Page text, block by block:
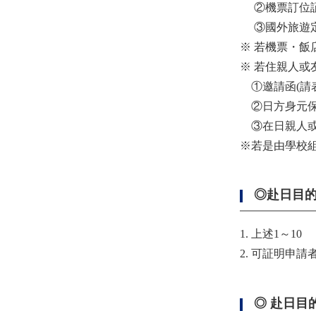
②機票訂位証
③國外旅遊定
※ 若機票・飯
※ 若住親人或
①邀請函(請
②日方身元
③在日親人或
※若是由學校
◎赴日目
1. 上述1～10
2. 可証明申請
◎ 赴日目